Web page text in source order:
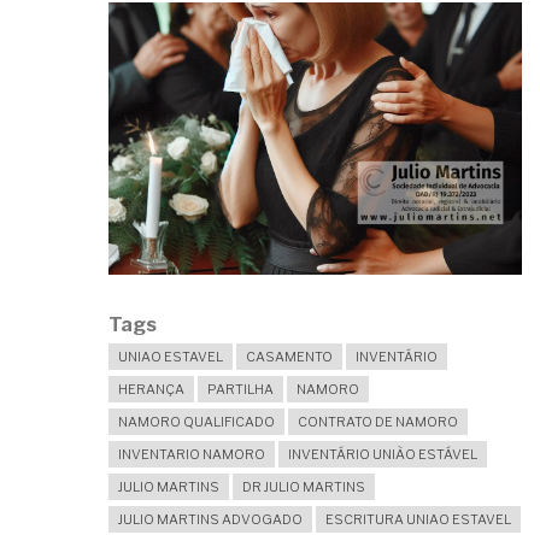
DECISÃO?
Tags
UNIAO ESTAVEL CASAMENTO
INVENTÁRIO
HERANÇA
PARTILHA
NAMORO
NAMORO QUALIFICADO
CONTRATO DE NAMORO
INVENTARIO NAMORO
INVENTÁRIO UNIÃO ESTÁVEL
JULIO MARTINS
DR JULIO MARTINS
JULIO MARTINS ADVOGADO
ESCRITURA UNIAO ESTAVEL